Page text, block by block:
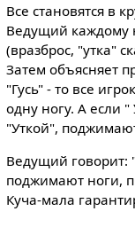
Все становятся в
Ведущий каждому
(вразброс, "утка"
Затем объясняет
"Гусь" - то все
одну ногу. А если "
"Уткой",
Ведущий говорит:
поджимают ноги,
Куча-мала